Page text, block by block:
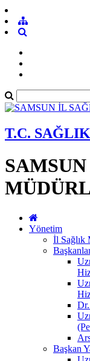
T.C.
Yönetim
İl Sağlık
Başkan